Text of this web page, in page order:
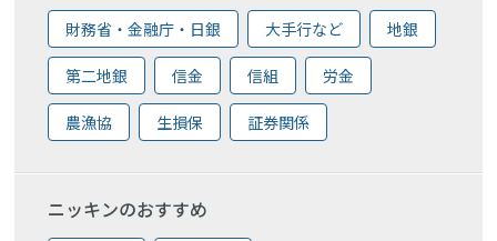
財務省・金融庁・日銀 大手行など 地銀
第二地銀 信金 信組 労金
農漁協 生損保 証券関係
ニッキンのおすすめ